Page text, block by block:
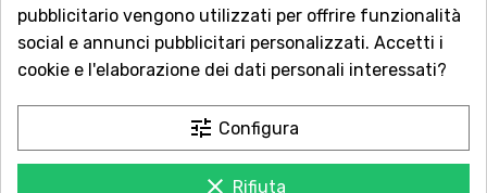
Dal 1957 a Catania. Clicca e leggi le oltre
1.000 recensioni dei nostri clienti.
pubblicitario vengono utilizzati per offrire funzionalità
social e annunci pubblicitari personalizzati. Accetti i
cookie e l'elaborazione dei dati personali interessati?
tune Configura
clear Rifiuta